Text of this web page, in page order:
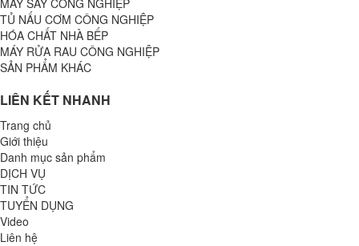
TỦ NẤU CƠM CÔNG NGHIỆP
HÓA CHẤT NHÀ BẾP
MÁY RỬA RAU CÔNG NGHIỆP
SẢN PHẨM KHÁC
LIÊN KẾT NHANH
Trang chủ
Giới thiệu
Danh mục sản phẩm
DỊCH VỤ
TIN TỨC
TUYỂN DỤNG
Video
Liên hệ